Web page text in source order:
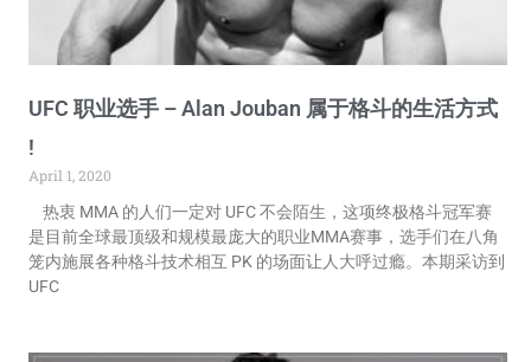
UFC 职业选手 – Alan Jouban 属于格斗的生活方式
!
April 1, 2020
热衷 MMA 的人们一定对 UFC 不会陌生，这项终极格斗冠军赛
是目前全球最顶级和规模最庞大的职业MMA赛事，选手们在八角
笼内施展各种格斗技术相互 PK 的场面让人大呼过瘾。本期采访到
UFC